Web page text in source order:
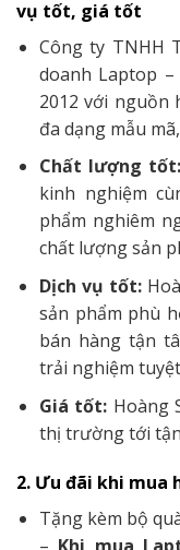
vụ tốt, giá tốt
Công ty TNHH
doanh Laptop
2012 với nguồn
đa dạng mẫu
Chất lượng tốt:
kinh nghiệm
phẩm nghiêm
chất lượng sản
Dịch vụ tốt:
sản phẩm phù
bán hàng tận
trải nghiệm
Giá tốt: Hoàng
thị trường tới
2. Ưu đãi khi mua
Tặng kèm bộ